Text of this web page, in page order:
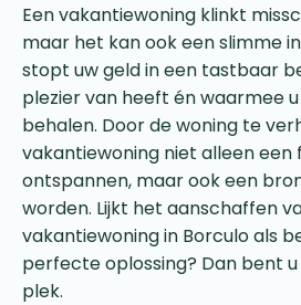
Een vakantiewoning klinkt
maar het kan ook een slimme
stopt uw geld in een tastbaar
plezier van heeft én waarmee
behalen. Door de woning te
vakantiewoning niet alleen een
ontspannen, maar ook een
worden. Lijkt het aanschaffen
vakantiewoning in Borculo als
perfecte oplossing? Dan bent u
plek.